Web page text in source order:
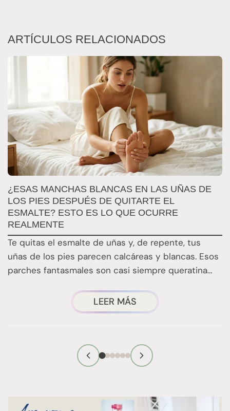
ARTÍCULOS RELACIONADOS
¿ESAS MANCHAS BLANCAS EN LAS UÑAS DE
LOS PIES DESPUÉS DE QUITARTE EL
ESMALTE? ESTO ES LO QUE OCURRE
REALMENTE
Te quitas el esmalte de uñas y, de repente, tus
uñas de los pies parecen calcáreas y blancas. Esos
parches fantasmales son casi siempre queratina…
LEER MÁS
HAS
EN
ESAS
QUE